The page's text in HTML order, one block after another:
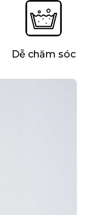
Dễ chăm sóc